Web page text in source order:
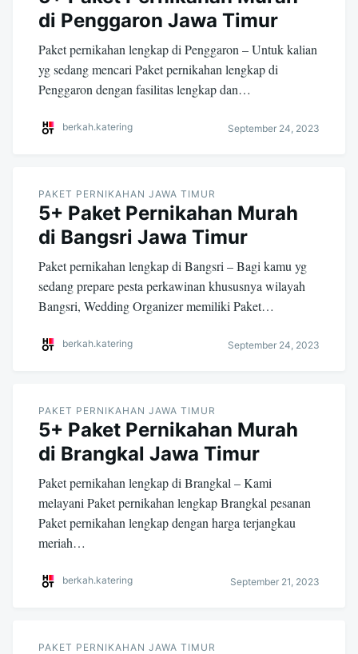
di Penggaron Jawa Timur
Paket pernikahan lengkap di Penggaron – Untuk kalian
yg sedang mencari Paket pernikahan lengkap di
Penggaron dengan fasilitas lengkap dan…
berkah.katering September 24, 2023
PAKET PERNIKAHAN JAWA TIMUR
5+ Paket Pernikahan Murah
di Bangsri Jawa Timur
Paket pernikahan lengkap di Bangsri – Bagi kamu yg
sedang prepare pesta perkawinan khususnya wilayah
Bangsri, Wedding Organizer memiliki Paket…
berkah.katering September 24, 2023
PAKET PERNIKAHAN JAWA TIMUR
5+ Paket Pernikahan Murah
di Brangkal Jawa Timur
Paket pernikahan lengkap di Brangkal – Kami
melayani Paket pernikahan lengkap Brangkal pesanan
Paket pernikahan lengkap dengan harga terjangkau
meriah…
berkah.katering September 21, 2023
PAKET PERNIKAHAN JAWA TIMUR